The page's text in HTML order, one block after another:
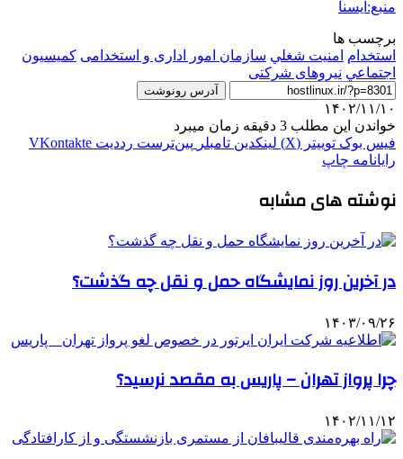
منبع:ایسنا
برچسب ها
استخدام امنيت شغلي سازمان امور اداری و استخدامی كميسيون
اجتماعي نیروهای شرکتی
آدرس رونوشت
۱۴۰۲/۱۱/۱۰
خواندن این مطلب 3 دقیقه زمان میبرد
فیس بوک توییتر (X) لینکدین ‫تامبلر ‫پین‌ترست ‫رددیت ‫VKontakte
رایانامه چاپ
نوشته های مشابه
در آخرین روز نمایشگاه حمل و نقل چه گذشت؟
۱۴۰۳/۰۹/۲۶
چرا پرواز تهران – پاریس به مقصد نرسید؟
۱۴۰۲/۱۱/۱۲